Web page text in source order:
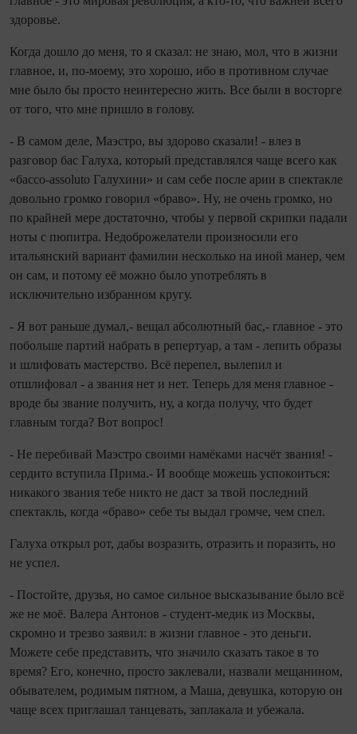
здоровье.
Когда дошло до меня, то я сказал: не знаю, мол, что в жизни
главное, и, по-моему, это хорошо, ибо в противном случае
мне было бы просто неинтересно жить. Все были в восторге
от того, что мне пришло в голову.
- В самом деле, Маэстро, вы здорово сказали! - влез в
разговор бас Галуха, который представлялся чаще всего как
«бассо-assoluto Галухини» и сам себе после арии в спектакле
довольно громко говорил «браво». Ну, не очень громко, но
по крайней мере достаточно, чтобы у первой скрипки падали
ноты с пюпитра. Недоброжелатели произносили его
итальянский вариант фамилии несколько на иной манер, чем
он сам, и потому её можно было употреблять в
исключительно избранном кругу.
- Я вот раньше думал,- вещал абсолютный бас,- главное - это
побольше партий набрать в репертуар, а там - лепить образы
и шлифовать мастерство. Всё перепел, вылепил и
отшлифовал - а звания нет и нет. Теперь для меня главное -
вроде бы звание получить, ну, а когда получу, что будет
главным тогда? Вот вопрос!
- Не перебивай Маэстро своими намёками насчёт звания! -
сердито вступила Прима.- И вообще можешь успокоиться:
никакого звания тебе никто не даст за твой последний
спектакль, когда «браво» себе ты выдал громче, чем спел.
Галуха открыл рот, дабы возразить, отразить и поразить, но
не успел.
- Постойте, друзья, но самое сильное высказывание было всё
же не моё. Валера Антонов - студент‑медик из Москвы,
скромно и трезво заявил: в жизни главное - это деньги.
Можете себе представить, что значило сказать такое в то
время? Его, конечно, просто заклевали, назвали мещанином,
обывателем, родимым пятном, а Маша, девушка, которую он
чаще всех приглашал танцевать, заплакала и убежала.